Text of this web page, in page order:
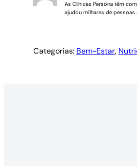
As Clínicas Persona têm
ajudou milhares de pessoas
Categorias: Bem-Estar,